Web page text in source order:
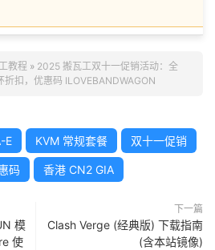
教程 » 2025 搬瓦工双十一促销活动：全
折扣，优惠码 ILOVEBANDWAGON
E KVM 常规套餐 双十一促销
码 香港 CN2 GIA
模
使
下一篇
Clash Verge (经典版) 下载指南
(含本站镜像)